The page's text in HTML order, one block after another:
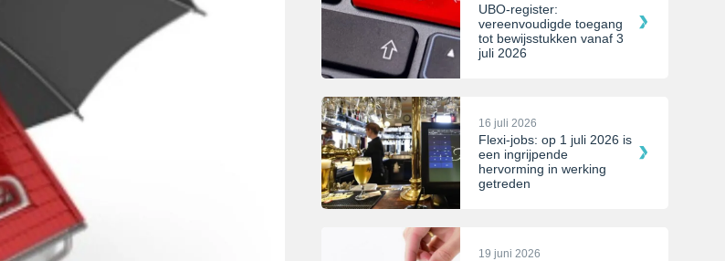
UBO-register:
vereenvoudigde toegang
tot bewijsstukken vanaf 3
juli 2026
16 juli 2026
Flexi-jobs: op 1 juli 2026 is
een ingrijpende
hervorming in werking
getreden
19 juni 2026